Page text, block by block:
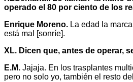
operado el 80 por ciento de los
Enrique Moreno. La edad la
está mal [sonríe].
XL. Dicen que, antes de operar,
E.M. Jajaja. En los trasplantes
pero no solo yo, también el resto